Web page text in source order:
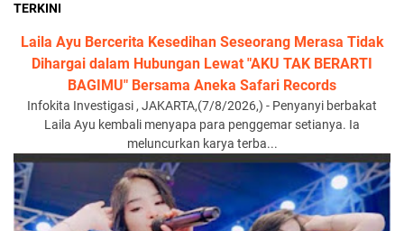
TERKINI
Laila Ayu Bercerita Kesedihan Seseorang Merasa Tidak
Dihargai dalam Hubungan Lewat "AKU TAK BERARTI
BAGIMU" Bersama Aneka Safari Records
Infokita Investigasi , JAKARTA,(7/8/2026,) - Penyanyi berbakat
Laila Ayu kembali menyapa para penggemar setianya. Ia
meluncurkan karya terba...